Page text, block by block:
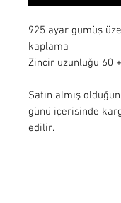
925 ayar gümüş
kaplama
Zincir uzunluğu 60
Satın almış
günü içerisinde
edilir.